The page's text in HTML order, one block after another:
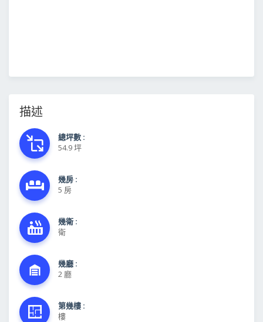
描述
總坪數 :
54.9 坪
幾房 :
5 房
幾衛 :
衛
幾廳 :
2 廳
第幾樓 :
樓